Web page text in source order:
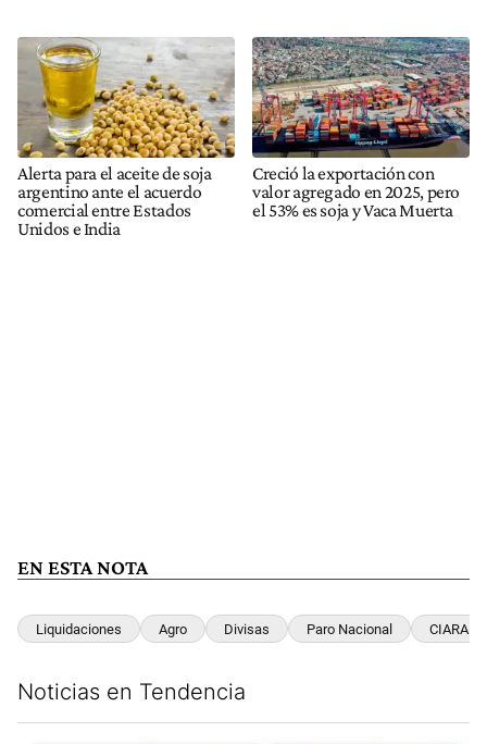
Alerta para el aceite de soja
argentino ante el acuerdo
comercial entre Estados
Unidos e India
Creció la exportación con
valor agregado en 2025, pero
el 53% es soja y Vaca Muerta
EN ESTA NOTA
Liquidaciones Agro Divisas Paro Nacional CIARA
Noticias en Tendencia